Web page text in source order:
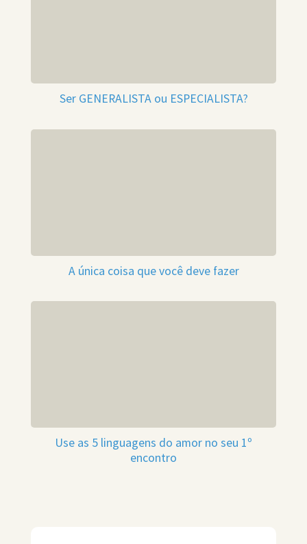
Ser GENERALISTA ou ESPECIALISTA?
A única coisa que você deve fazer
Use as 5 linguagens do amor no seu 1º
encontro